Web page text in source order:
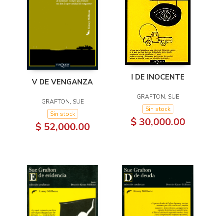
V DE VENGANZA
GRAFTON, SUE
Sin stock
$ 52,000.00
I DE INOCENTE
GRAFTON, SUE
Sin stock
$ 30,000.00